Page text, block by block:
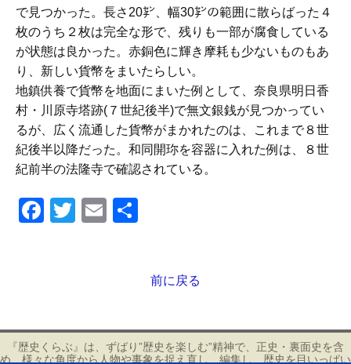
で見つかった。長さ20㌢、幅30㌢の範囲に散らばった４
枚のうち２枚は完全な形で、残りも一部が腐食している
が状態は良かった。赤銅色に輝き摩耗も少ないものもあ
り、新しい貨幣をまいたらしい。
地鎮供養で貨幣を地面にまいた例として、奈良県明日香
村・川原寺塔跡(７世紀後半)で無文銀銭が見つかってい
るが、広く流通した貨幣がまかれたのは、これまで８世
紀後半以降だった。和同開珎を容器に入れた例は、８世
紀前半の法隆寺で確認されている。
F
o
T
E
ナ
ビ
前に戻る
『歴史くらぶ』は、ずばり”歴史を楽しむ”精神で、正史・裏面史を含
め、様々な角度から人物や事象を捉え直し、編集し、歴史を目いっぱい